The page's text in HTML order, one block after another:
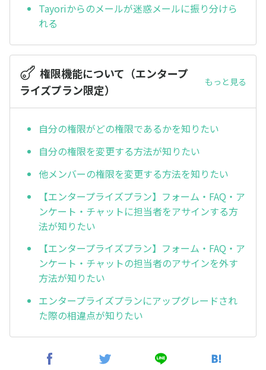
Tayoriからのメールが迷惑メールに振り分けら
れる
権限機能について（エンタープ
ライズプラン限定）
もっと見る
自分の権限がどの権限であるかを知りたい
自分の権限を変更する方法が知りたい
他メンバーの権限を変更する方法を知りたい
【エンタープライズプラン】フォーム・FAQ・ア
ンケート・チャットに担当者をアサインする方
法が知りたい
【エンタープライズプラン】フォーム・FAQ・ア
ンケート・チャットの担当者のアサインを外す
方法が知りたい
エンタープライズプランにアップグレードされ
た際の相違点が知りたい